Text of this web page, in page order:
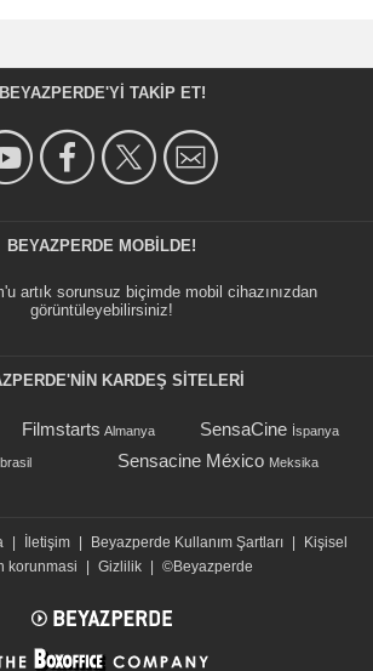
BEYAZPERDE'YI TAKIP ET!
BEYAZPERDE MOBILDE!
artık sorunsuz biçimde mobil cihazınızdan
görüntüleyebilirsiniz!
KARDEŞ SİTELERİ
Filmstarts Almanya SensaCine İspanya
brasil Sensacine México Meksika
İletişim Beyazperde Kullanım Şartları
Kişisel
korunmasi
Gizlilik ©Beyazperde